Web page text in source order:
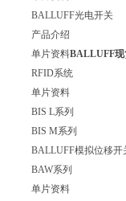
BALLUFF光电开关
产品介绍
单片资料BALLUFF现
RFID系统
单片资料
BIS L系列
BIS M系列
BALLUFF模拟位移开
BAW系列
单片资料